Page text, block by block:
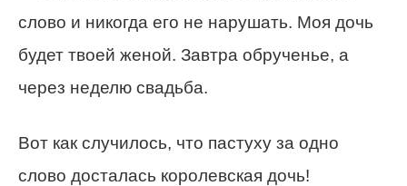
слово и никогда его не нарушать. Моя дочь
будет твоей женой. Завтра обрученье, а
через неделю свадьба.
Вот как случилось, что пастуху за одно
слово досталась королевская дочь!